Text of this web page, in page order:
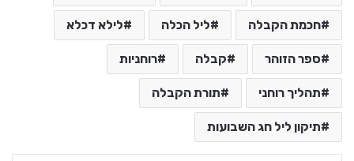
חכמת הקבלה ליל הכלה לילא דכלא
ספר הזוהר קבלה רוחניות
תהליך רוחני תורת הקבלה
תיקון ליל חג השבועות